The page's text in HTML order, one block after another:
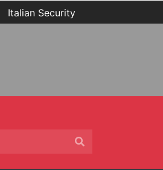
Italian Security